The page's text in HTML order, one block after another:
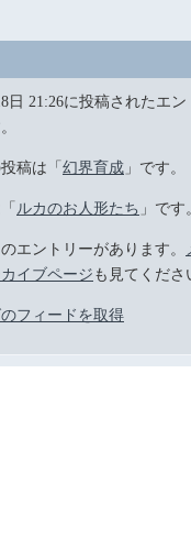
日 21:26に投稿されたエ
稿は「 幻界育成 」です。
ルカのお人形たち 」です
エントリーがあります。
イブページ も見てくださ
フィードを取得